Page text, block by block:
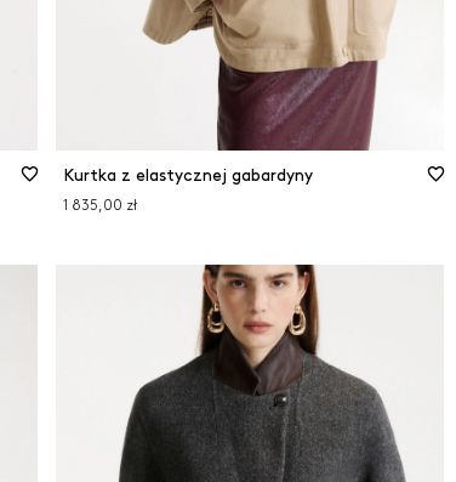
Kurtka z elastycznej gabardyny
1 835,00 zł